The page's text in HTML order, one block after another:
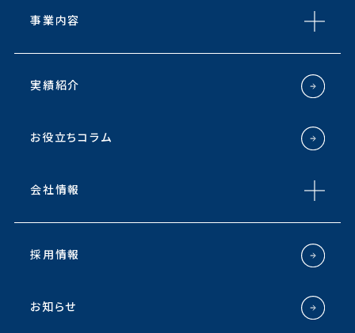
事業内容
実績紹介
お役立ちコラム
会社情報
採用情報
お知らせ